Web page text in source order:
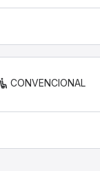
CONVENCIONAL